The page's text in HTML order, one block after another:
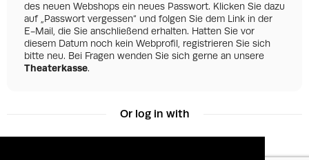
des neuen Webshops ein neues Passwort. Klicken Sie dazu
auf „Passwort vergessen“ und folgen Sie dem Link in der
E-Mail, die Sie anschließend erhalten. Hatten Sie vor
diesem Datum noch kein Webprofil, registrieren Sie sich
bitte neu. Bei Fragen wenden Sie sich gerne an unsere
Theaterkasse.
Or log in with